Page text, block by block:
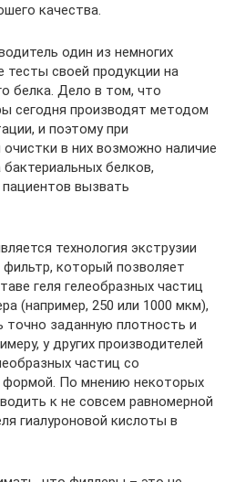
качества.
один из немногих
своей продукции на
белка. Дело в том, что
сегодня производят методом
и поэтому при
в них возможно наличие
белков,
вызвать
технология экструзии
фильтр, который позволяет
геля гелеобразных частиц
(например, 250 или 1000 мкм),
точно заданную плотность и
у других производителей
частиц со
формой. По мнению некоторых
к не совсем равномерной
гиалуроновой кислоты в